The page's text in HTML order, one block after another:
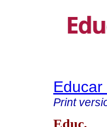
Print
Educ.